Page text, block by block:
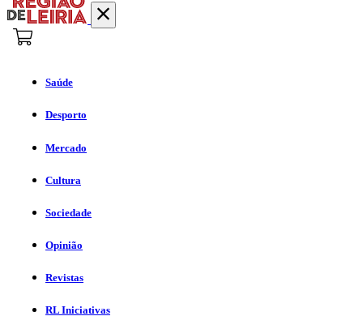
Saúde
Desporto
Mercado
Cultura
Sociedade
Opinião
Revistas
RL Iniciativas